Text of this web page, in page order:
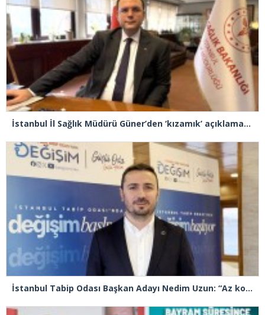
İstanbul İl Sağlık Müdürü Güner’den ‘kızamık’ açıklaması: “Problemimiz yok, takipteyiz”
İstanbul Tabip Odası Başkan Adayı Nedim Uzun: “Az konuşacağız çok icraat yapacağız”